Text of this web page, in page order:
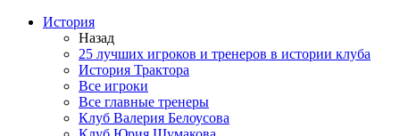
История
Назад
25 лучших игроков и тренеров в истории клуба
История Трактора
Все игроки
Все главные тренеры
Клуб Валерия Белоусова